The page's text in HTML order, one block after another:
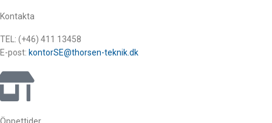
Kontakta
TEL: (+46) 411 13458
E-post: kontorSE@thorsen-teknik.dk